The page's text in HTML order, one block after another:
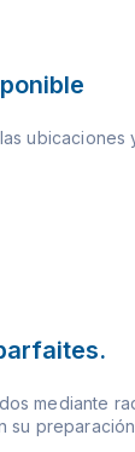
ubicaciones
mediante
su